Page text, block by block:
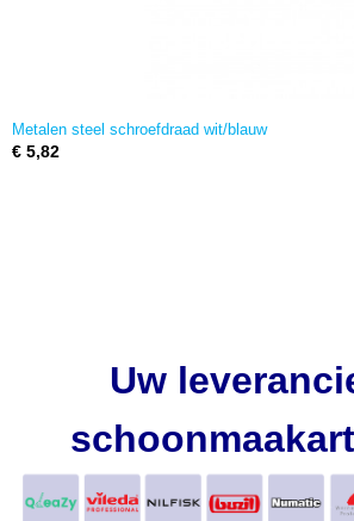
Metalen steel schroefdraad wit/blauw
€ 5,82
Uw